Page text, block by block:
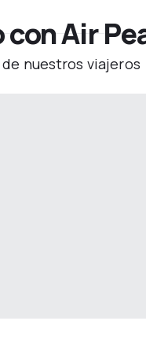
Air
nuestros viajeros